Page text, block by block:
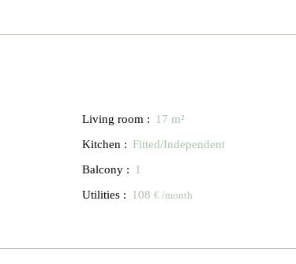
Living room : 17 m²
Kitchen : Fitted/Independent
Balcony : 1
Utilities : 108 € /month